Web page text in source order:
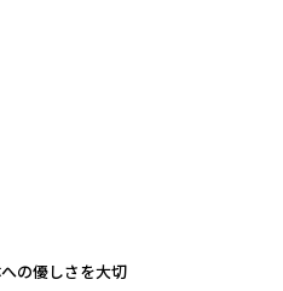
の優しさを大切